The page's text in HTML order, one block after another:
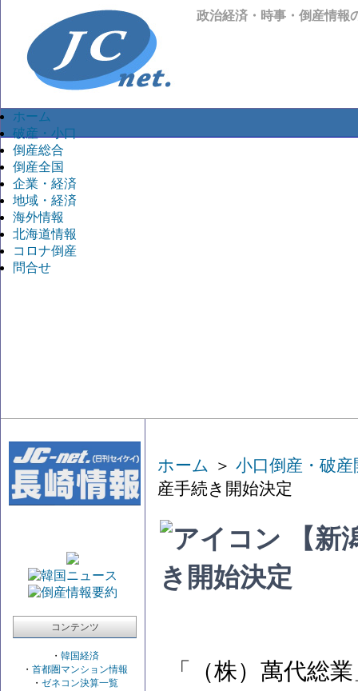
政治経済・時事・倒産情報
ホーム
破産・小口
倒産総合
倒産全国
企業・経済
地域・経済
海外情報
北海道情報
コロナ倒産
問合せ
コンテンツ
・ 韓国経済
・ 首都圏マンション情報
・ ゼネコン決算一覧
ホーム ＞ 小口倒産・破産
産手続き開始決定
【新
き開始決定
「（株）萬代総